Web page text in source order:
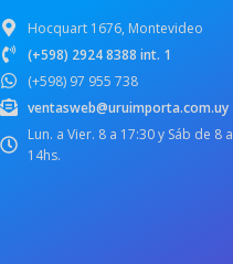
Hocquart 1676, Montevideo
(+598) 2924 8388 int. 1
(+598) 97 955 738
ventasweb@uruimporta.com.uy
Lun. a Vier. 8 a 17:30 y Sáb de 8 a
14hs.